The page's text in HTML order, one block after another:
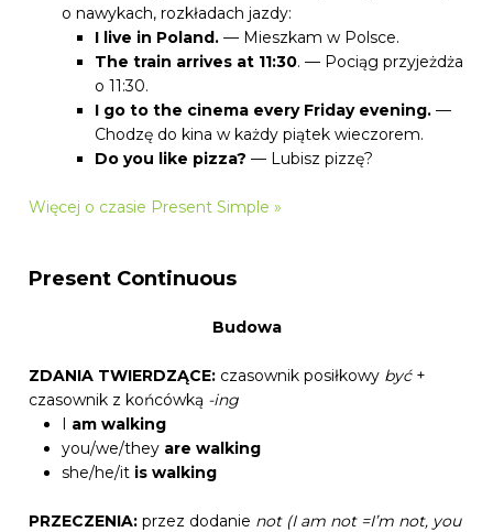
o nawykach, rozkładach jazdy:
I live in Poland. — Mieszkam w Polsce.
The train arrives at 11:30. — Pociąg przyjeżdża
o 11:30.
I go to the cinema every Friday evening. —
Chodzę do kina w każdy piątek wieczorem.
Do you like pizza? — Lubisz pizzę?
Więcej o czasie Present Simple »
Present Continuous
Budowa
ZDANIA TWIERDZĄCE: czasownik posiłkowy być+
czasownik z końcówką -ing
I am walking
you/we/they are walking
she/he/it is walking
PRZECZENIA: przez dodanie not (I am not =I’m not, you